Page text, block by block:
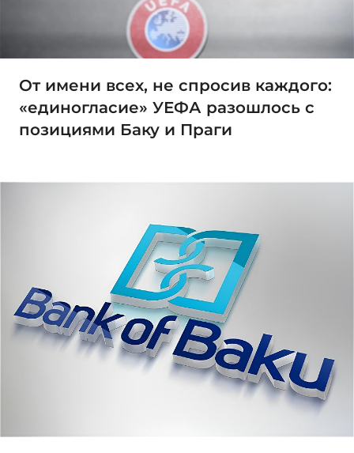
От имени всех, не спросив каждого:
«единогласие» УЕФА разошлось с
позициями Баку и Праги